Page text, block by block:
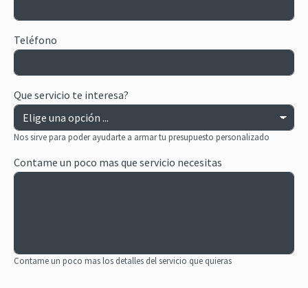
Teléfono
Que servicio te interesa?
Nos sirve para poder ayudarte a armar tu presupuesto personalizado
Contame un poco mas que servicio necesitas
Contame un poco mas los detalles del servicio que quieras